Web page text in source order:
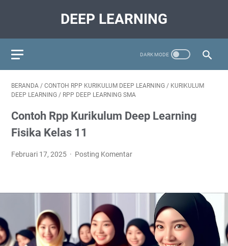
DEEP LEARNING
BERANDA / CONTOH RPP KURIKULUM DEEP LEARNING / KURIKULUM
DEEP LEARNING / RPP DEEP LEARNING SMA
Contoh Rpp Kurikulum Deep Learning
Fisika Kelas 11
Februari 17, 2025 Posting Komentar